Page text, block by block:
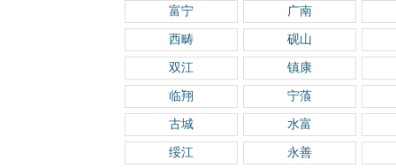
富宁 广南
西畴 砚山
双江 镇康
临翔 宁蒗
古城 水富
绥江 永善